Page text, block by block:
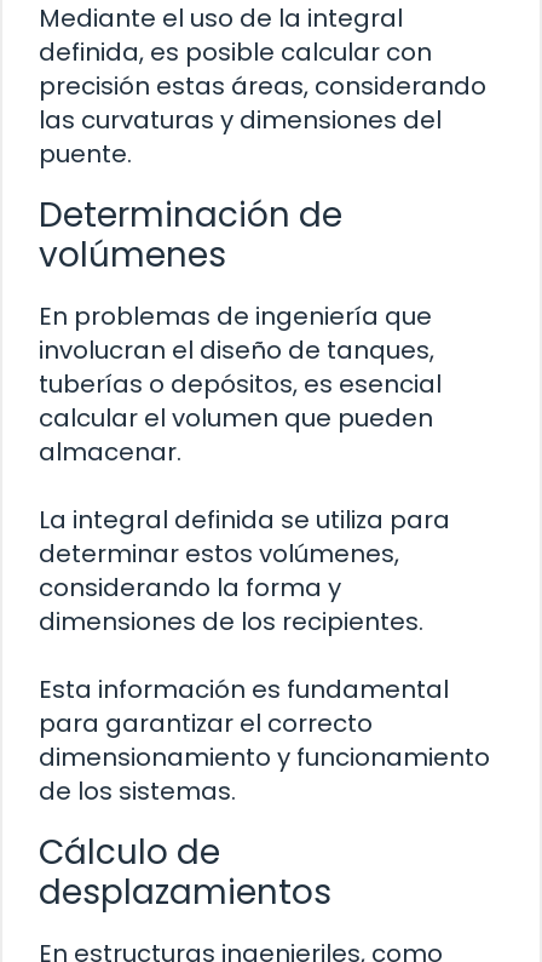
Mediante el uso de la integral
definida, es posible calcular con
precisión estas áreas, considerando
las curvaturas y dimensiones del
puente.
Determinación de
volúmenes
En problemas de ingeniería que
involucran el diseño de tanques,
tuberías o depósitos, es esencial
calcular el volumen que pueden
almacenar.
La integral definida se utiliza para
determinar estos volúmenes,
considerando la forma y
dimensiones de los recipientes.
Esta información es fundamental
para garantizar el correcto
dimensionamiento y funcionamiento
de los sistemas.
Cálculo de
desplazamientos
En estructuras ingenieriles, como